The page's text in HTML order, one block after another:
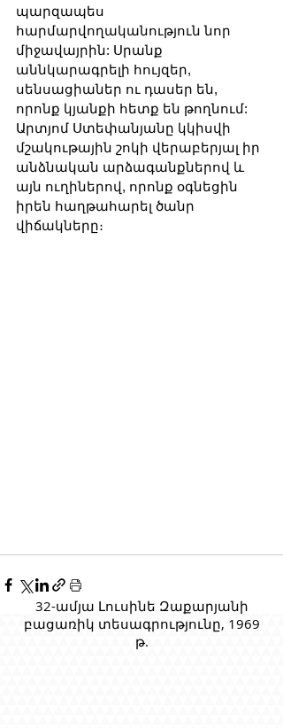
պարզապես
հարմարվողականություն նոր
միջավայրին: Սրանք
աննկարագրելի հույզեր,
սենսացիաներ ու դասեր են,
որոնք կյանքի հետք են թողնում:
Արտյոմ Ստեփանյանը կկիսվի
մշակութային շոկի վերաբերյալ իր
անձնական արձագանքներով և
այն ուղիներով, որոնք օգնեցին
իրեն հաղթահարել ծանր
վիճակները։
32-ամյա Լուսինե Զաքարյանի
բացառիկ տեսագրությունը, 1969
թ.